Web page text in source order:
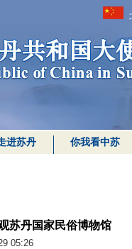
进苏丹 你我看中苏
苏丹国家民俗博物馆
05:26